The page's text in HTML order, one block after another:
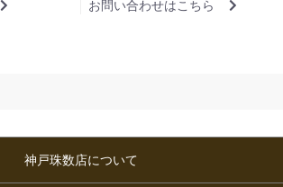
お問い合わせはこちら
神戸珠数店について